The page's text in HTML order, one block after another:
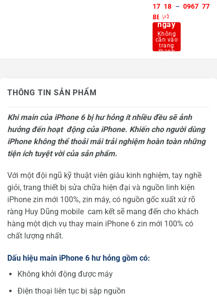
17 18 – 0967 77
88 99
Mua
ngay
THÔNG TIN SẢN PHẨM
Khi main của iPhone 6 bịhưhỏng ít nhiều đều sẽ ảnh
hưởng đến hoạt động của iPhone. Khiến cho người dùng
iPhone không thểthoải mái trải nghiệm hoàn toàn những
tiện ích tuyệt vời của sản phẩm.
Với một đội ngũ kỹ thuật viên giàu kinh nghiệm, tay nghề
giỏi, trang thiết bị sửa chữa hiện đại và nguồn linh kiện
iPhone zin mới 100%, zin máy, có nguồn gốc xuất xứ rõ
ràng Huy Dũng mobile cam kết sẽ mang đến cho khách
hàng một dịch vụ thay main iPhone 6 zin mới 100% có
chất lượng nhất.
Dấu hiệu main iPhone 6 hưhỏng gồm có:
Không khởi động được máy
Điện thoại liên tục bị sập nguồn